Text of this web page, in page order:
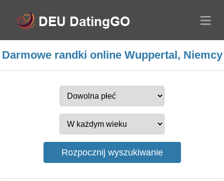
Darmowe randki online Wuppertal, Niemcy